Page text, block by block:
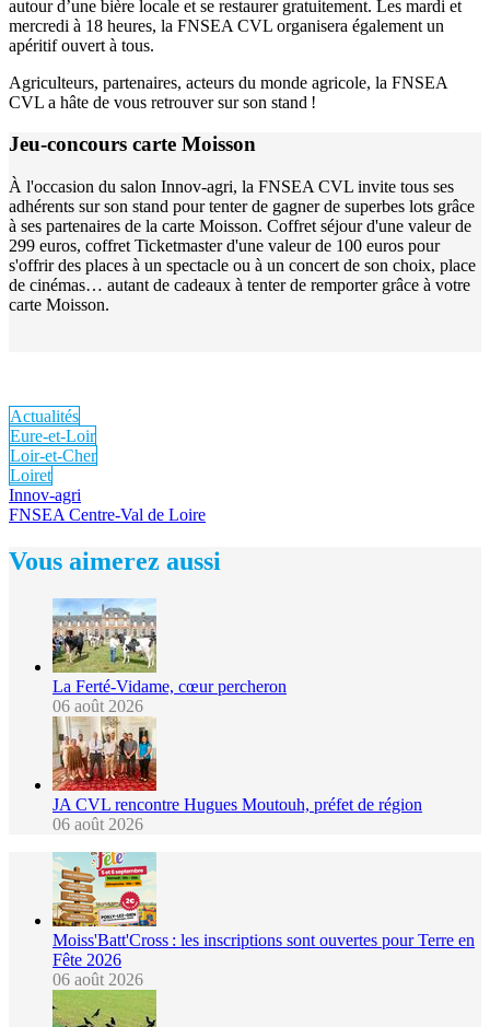
autour d’une bière locale et se restaurer gratuitement. Les mardi et
mercredi à 18 heures, la FNSEA CVL organisera également un
apéritif ouvert à tous.
Agriculteurs, partenaires, acteurs du monde agricole, la FNSEA
CVL a hâte de vous retrouver sur son stand !
Jeu-concours carte Moisson
À l'occasion du salon Innov-agri, la FNSEA CVL invite tous ses
adhérents sur son stand pour tenter de gagner de superbes lots grâce
à ses partenaires de la carte Moisson. Coffret séjour d'une valeur de
299 euros, coffret Ticketmaster d'une valeur de 100 euros pour
s'offrir des places à un spectacle ou à un concert de son choix, place
de cinémas… autant de cadeaux à tenter de remporter grâce à votre
carte Moisson.
Actualités
Eure-et-Loir
Loir-et-Cher
Loiret
Innov-agri
FNSEA Centre-Val de Loire
Vous aimerez aussi
La Ferté-Vidame, cœur percheron
06 août 2026
JA CVL rencontre Hugues Moutouh, préfet de région
06 août 2026
Moiss'Batt'Cross : les inscriptions sont ouvertes pour Terre en
Fête 2026
06 août 2026